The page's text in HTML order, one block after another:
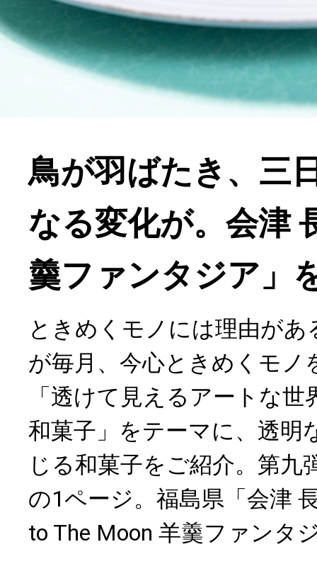
鳥が羽ばたき、三
なる変化が。会津
羹ファンタジア」
ときめくモノには理由があ
が毎月、今心ときめくモノ
「透けて見えるアートな
和菓子」をテーマに、透明
じる和菓子をご紹介。第九
の1ページ。福島県「会津
to The Moon 羊羹ファンタ